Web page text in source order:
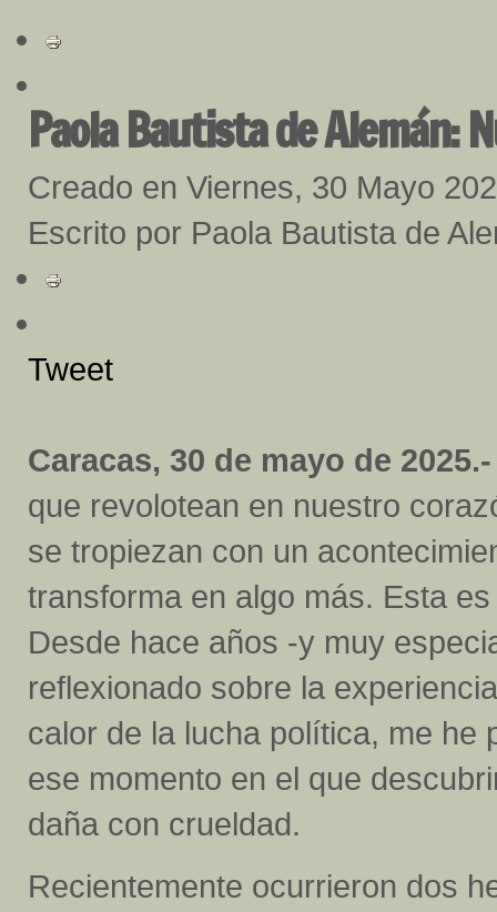
Paola Bautista de Alemán:
Creado en Viernes, 30 Mayo
Escrito por Paola Bautista de
Tweet
Caracas, 30 de mayo de 2025.-
que revolotean en nuestro
se tropiezan con un
transforma en algo más. Esta
Desde hace años -y muy
reflexionado sobre la
calor de la lucha política, me he
ese momento en el que
daña con crueldad.
Recientemente ocurrieron dos